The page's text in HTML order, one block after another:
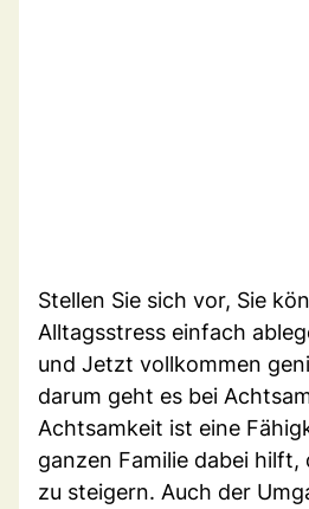
Stellen Sie sich vor, Sie
Alltagsstress einfach
und Jetzt vollkommen
darum geht es bei
Achtsamkeit ist eine
ganzen Familie dabei hilft,
zu steigern. Auch der